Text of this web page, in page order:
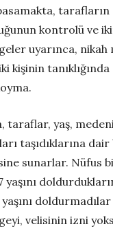
tarafların
kontrolü ve
uyarınca, nikah
kişinin
taraflar, yaş, medeni
taşıdıklarına
sunarlar. Nüfus
velisinin izni